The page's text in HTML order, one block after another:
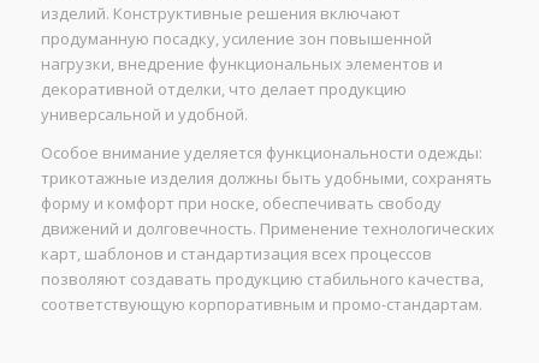
изделий. Конструктивные решения включают
продуманную посадку, усиление зон повышенной
нагрузки, внедрение функциональных элементов и
декоративной отделки, что делает продукцию
универсальной и удобной.
Особое внимание уделяется функциональности одежды:
трикотажные изделия должны быть удобными, сохранять
форму и комфорт при носке, обеспечивать свободу
движений и долговечность. Применение технологических
карт, шаблонов и стандартизация всех процессов
позволяют создавать продукцию стабильного качества,
соответствующую корпоративным и промо-стандартам.